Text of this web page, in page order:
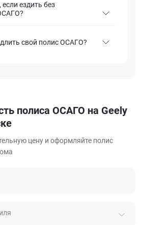
ездить без
свой полис ОСАГО?
полиса ОСАГО на Geely
цену и оформляйте полис